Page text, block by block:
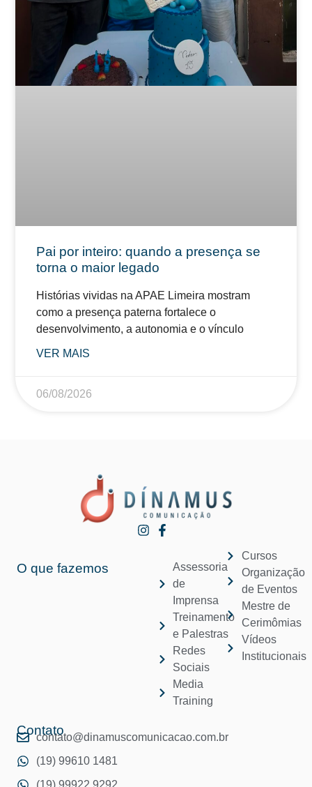
Pai por inteiro: quando a presença se
torna o maior legado
Histórias vividas na APAE Limeira mostram
como a presença paterna fortalece o
desenvolvimento, a autonomia e o vínculo
VER MAIS
06/08/2026
O que fazemos
Assessoria
de
Imprensa
Treinamento
e Palestras
Redes
Sociais
Media
Training
Cursos
Organização
de Eventos
Mestre de
Cerimômias
Vídeos
Institucionais
Contato
contato@dinamuscomunicacao.com.br
(19) 99610 1481